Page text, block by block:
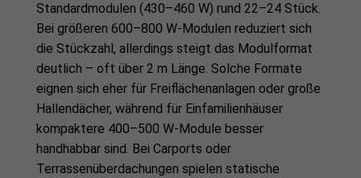
Standardmodulen (430–460 W) rund 22–24 Stück.
Bei größeren 600–800 W-Modulen reduziert sich
die Stückzahl, allerdings steigt das Modulformat
deutlich – oft über 2 m Länge. Solche Formate
eignen sich eher für Freiflächenanlagen oder große
Hallendächer, während für Einfamilienhäuser
kompaktere 400–500 W-Module besser
handhabbar sind. Bei Carports oder
Terrassenüberdachungen spielen statische